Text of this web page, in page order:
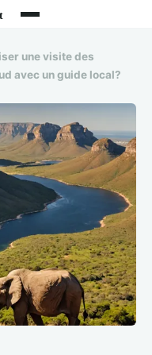
une visite des
avec un guide local?